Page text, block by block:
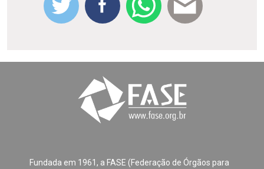
Fundada em 1961, a FASE (Federação de Órgãos para